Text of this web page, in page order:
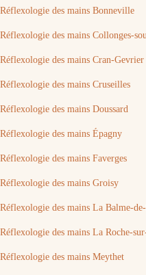
Réflexologie des mains Bonneville
Réflexologie des mains Collonges-
Réflexologie des mains Cran-Gevrier
Réflexologie des mains Cruseilles
Réflexologie des mains Doussard
Réflexologie des mains Épagny
Réflexologie des mains Faverges
Réflexologie des mains Groisy
Réflexologie des mains La Balme-
Réflexologie des mains La Roche-
Réflexologie des mains Meythet